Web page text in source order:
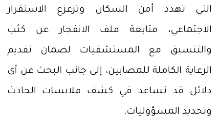
التي تهدد أمن السكان وتزعزع الاستقرار
الاجتماعي، متابعة ملف الانفجار عن كثب
والتنسيق مع المستشفيات لضمان تقديم
الرعاية الكاملة للمصابين، إلى جانب البحث عن أي
دلائل قد تساعد في كشف ملابسات الحادث
وتحديد المسؤوليات.